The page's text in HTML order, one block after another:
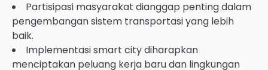
Partisipasi masyarakat dianggap penting dalam
pengembangan sistem transportasi yang lebih
baik.
Implementasi smart city diharapkan
menciptakan peluang kerja baru dan lingkungan